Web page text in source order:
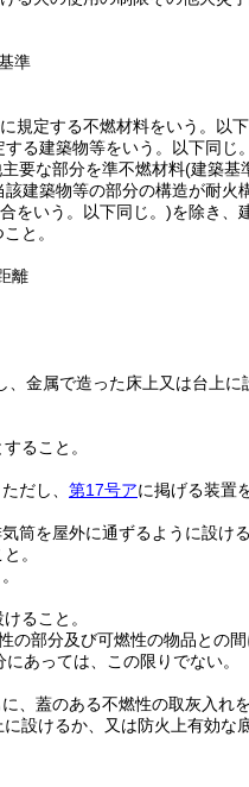
準
規定する不燃材料をいう。以
る建築物等をいう。以下同じ
要な部分を準不燃材料(建築基
建築物等の部分の構造が耐火
をいう。以下同じ。)を除き、
と。
離
、金属で造った床上又は台上に
ること。
ただし、 第17号アに掲げる装置
筒を屋外に通ずるように設ける
。
ること。
の部分及び可燃性の物品との
あっては、この限りでない。
、蓋のある不燃性の取灰入れ
設けるか、又は防火上有効な